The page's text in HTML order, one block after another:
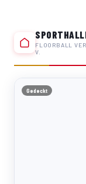
FLOORBALL
V.
Gedeckt